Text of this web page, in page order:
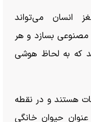
انسان می‌تواند
مصنوعی بسازد و هر
که به لحاظ هوشی
هستند و در نقطه
حیوان خانگی